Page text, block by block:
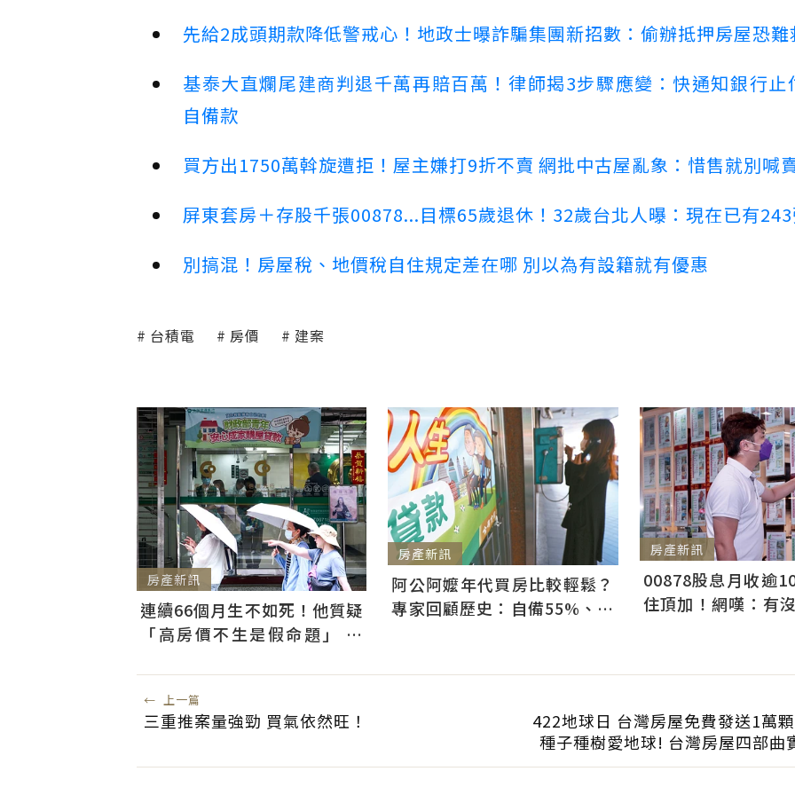
先給2成頭期款降低警戒心！地政士曝詐騙集團新招數：偷辦抵押房屋恐難
基泰大直爛尾建商判退千萬再賠百萬！律師揭3步驟應變：快通知銀行止
自備款
買方出1750萬斡旋遭拒！屋主嫌打9折不賣 網批中古屋亂象：惜售就別喊
屏東套房＋存股千張00878...目標65歲退休！32歲台北人曝：現在已有
別搞混！房屋稅、地價稅自住規定差在哪 別以為有設籍就有優惠
台積電 房價 建案
房產新訊
連續66個月生不如死！他質疑
「高房價不生是假命題」 網
房產新訊
阿公阿嬤年代買房比較輕鬆？
專家回顧歷史：自備55%、年
房產新訊
00878股息月收逾
住頂加！網嘆：有
← 上一篇
三重推案量強勁 買氣依然旺！
422地球日 台灣房屋免費發送1萬
種子種樹愛地球! 台灣房屋四部曲